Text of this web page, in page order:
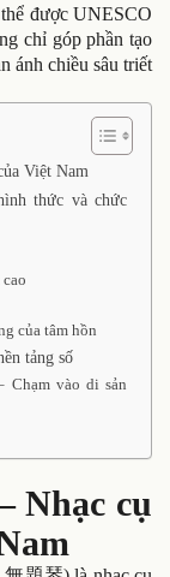
được UNESCO
chỉ góp phần tạo
ánh chiều sâu triết
Việt Nam
thức và chức
của tâm hồn
tảng số
Chạm vào di sản
Nhạc cụ